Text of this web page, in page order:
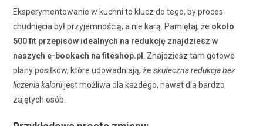
Eksperymentowanie w kuchni to klucz do tego, by proces
chudnięcia był przyjemnością, a nie karą. Pamiętaj, że około
500 fit przepisów idealnych na redukcję znajdziesz w
naszych e-bookach na fiteshop.pl
. Znajdziesz tam gotowe
plany posiłków, które udowadniają, żeskuteczna redukcja bez
liczenia kaloriijest możliwa dla każdego, nawet dla bardzo
zajętych osób.